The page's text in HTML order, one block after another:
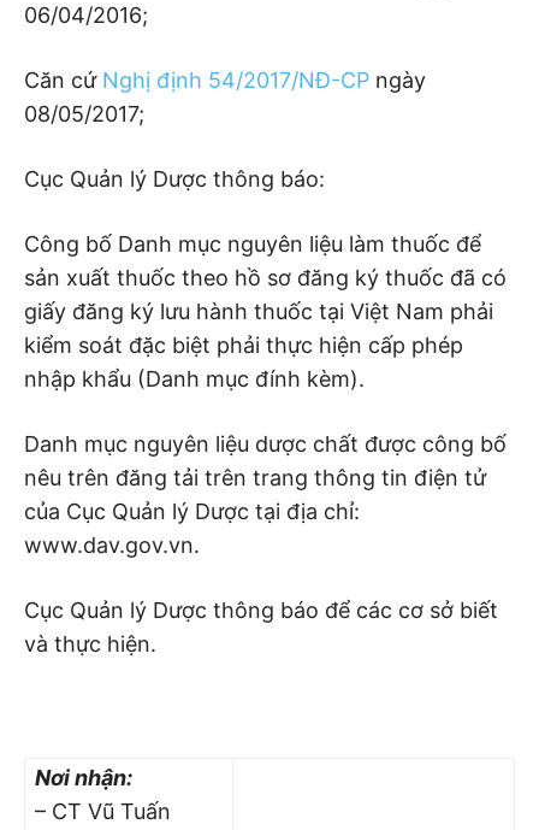
06/04/2016;
Căn cứ Nghị định 54/2017/NĐ-CP ngày
08/05/2017;
Cục Quản lý Dược thông báo:
Công bố Danh mục nguyên liệu làm thuốc để
sản xuất thuốc theo hồ sơ đăng ký thuốc đã có
giấy đăng ký lưu hành thuốc tại Việt Nam phải
kiểm soát đặc biệt phải thực hiện cấp phép
nhập khẩu (Danh mục đính kèm).
Danh mục nguyên liệu dược chất được công bố
nêu trên đăng tải trên trang thông tin điện tử
của Cục Quản lý Dược tại địa chỉ:
www.dav.gov.vn.
Cục Quản lý Dược thông báo để các cơ sở biết
và thực hiện.
Nơi nhận:
– CT Vũ Tuấn